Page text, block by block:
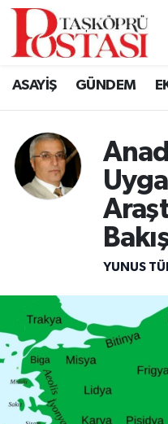
ASAYİŞ GÜNDEM
YUNUS
Kastamonu Vefat
Ağlı Haberleri
Araç Haberleri
Azdavay Haberleri
Bozkurt Haberleri
Çatalzeytin
Cide Haberleri
Daday Haberleri